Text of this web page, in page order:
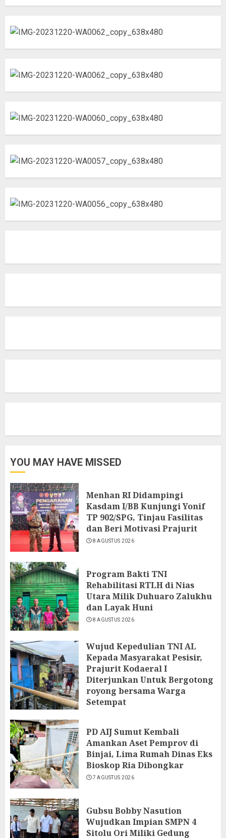
YOU MAY HAVE MISSED
Menhan RI Didampingi
Kasdam I/BB Kunjungi Yonif
TP 902/SPG, Tinjau Fasilitas
dan Beri Motivasi Prajurit
8 AGUSTUS 2026
Program Bakti TNI
Rehabilitasi RTLH di Nias
Utara Milik Duhuaro Zalukhu
dan Layak Huni
8 AGUSTUS 2026
Wujud Kepedulian TNI AL
Kepada Masyarakat Pesisir,
Prajurit Kodaeral I
Diterjunkan Untuk Bergotong
royong bersama Warga
Setempat
PD AIJ Sumut Kembali
Amankan Aset Pemprov di
Binjai, Lima Rumah Dinas Eks
Bioskop Ria Dibongkar
7 AGUSTUS 2026
Gubsu Bobby Nasution
Wujudkan Impian SMPN 4
Sitolu Ori Miliki Gedung